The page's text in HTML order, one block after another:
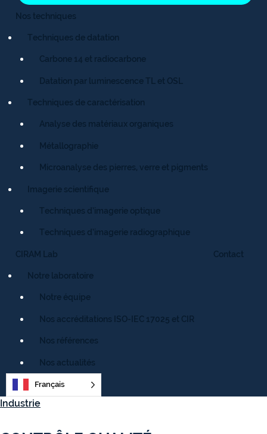
Nos techniques
Techniques de datation
Carbone 14 et radiocarbone
Datation par luminescence TL et OSL
Techniques de caractérisation
Analyse des matériaux organiques
Métallographie
Microanalyse des pierres, verre et pigments
Imagerie scientifique
Techniques d’imagerie optique
Techniques d’imagerie radiographique
CIRAM Lab
Notre laboratoire
Notre équipe
Nos accréditations ISO-IEC 17025 et CIR
Nos références
Nos actualités
Contact
Français
Industrie